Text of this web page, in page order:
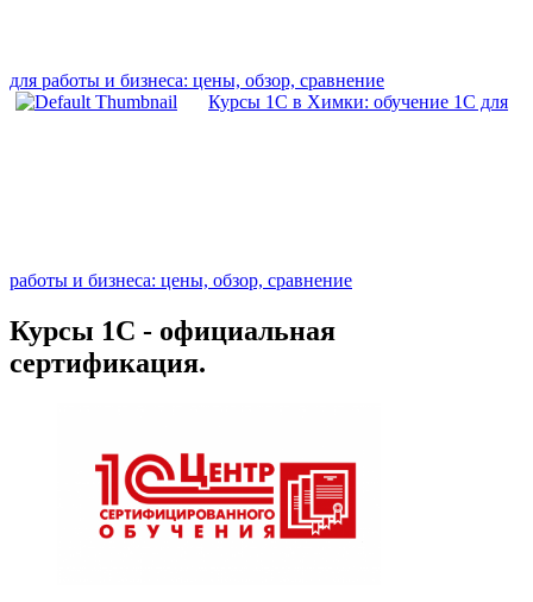
для работы и бизнеса: цены, обзор, сравнение
Курсы 1С в Химки: обучение 1С для
работы и бизнеса: цены, обзор, сравнение
Курсы 1С - официальная
сертификация.